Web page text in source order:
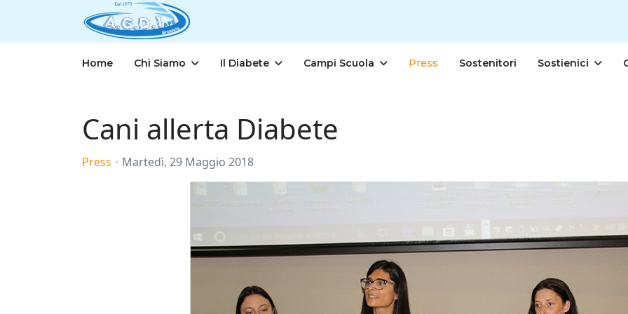
Home Chi Siamo Il Diabete Campi Scuola Press Sostenitori Sostienici
Cani allerta Diabete
Press Martedì, 29 Maggio 2018